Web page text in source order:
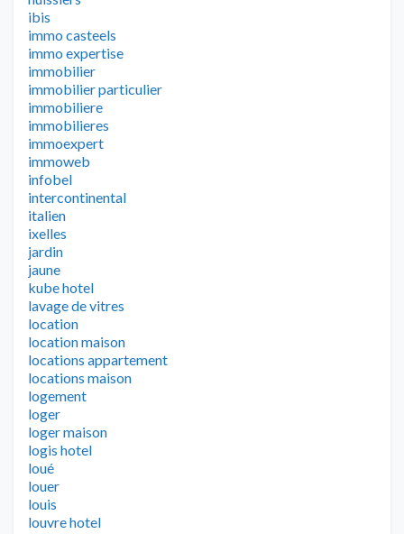
ibis
immo casteels
immo expertise
immobilier
immobilier particulier
immobiliere
immobilieres
immoexpert
immoweb
infobel
intercontinental
italien
ixelles
jardin
jaune
kube hotel
lavage de vitres
location
location maison
locations appartement
locations maison
logement
loger
loger maison
logis hotel
loué
louer
louis
louvre hotel